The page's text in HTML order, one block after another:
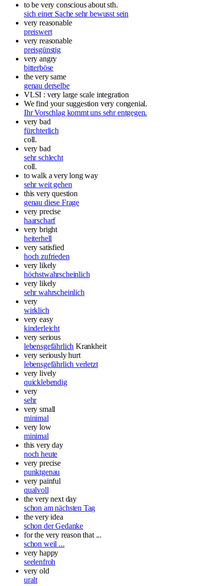
to be very conscious about sth.
sich einer Sache sehr bewusst sein
very reasonable
preiswert
very reasonable
preisgünstig
very angry
bitterböse
the very same
genau derselbe
VLSI : very large scale integration
We find your suggestion very congenial.
Ihr Vorschlag kommt uns sehr entgegen.
very bad
fürchterlich
coll.
very bad
sehr schlecht
coll.
to walk a very long way
sehr weit gehen
this very question
genau diese Frage
very precise
haarscharf
very bright
heiterhell
very satisfied
hoch zufrieden
very likely
höchstwahrscheinlich
very likely
sehr wahrscheinlich
very
wirklich
very easy
kinderleicht
very serious
lebensgefährlich Krankheit
very seriously hurt
lebensgefährlich verletzt
very lively
quicklebendig
very
sehr
very small
minimal
very low
minimal
this very day
noch heute
very precise
punktgenau
very painful
qualvoll
the very next day
schon am nächsten Tag
the very idea
schon der Gedanke
for the very reason that ...
schon weil ...
very happy
seelenfroh
very old
uralt